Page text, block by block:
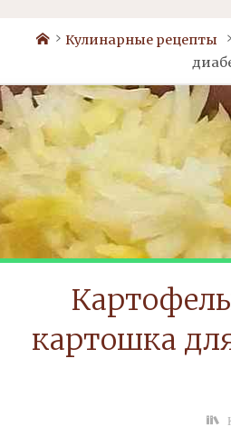
Home
Кулинарные рецепты
картошка